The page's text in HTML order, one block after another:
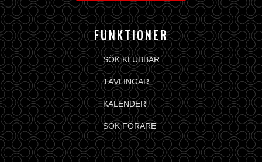
FUNKTIONER
SÖK KLUBBAR
TÄVLINGAR
KALENDER
SÖK FÖRARE